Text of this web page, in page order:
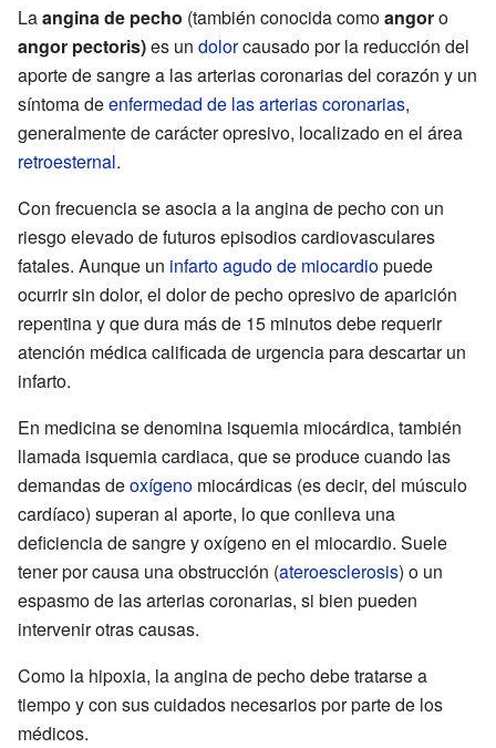
Laangina de pecho (también conocida comoangoro
angor pectoris)es un dolorcausado por la reducción del
aporte de sangre a las arterias coronarias del corazón y un
síntoma deenfermedad de las arterias coronarias,
generalmente de carácter opresivo, localizado en el área
retroesternal.
Con frecuencia se asocia a la angina de pecho con un
riesgo elevado de futuros episodios cardiovasculares
fatales. Aunque un infarto agudo de miocardiopuede
ocurrir sin dolor, el dolor de pecho opresivo de aparición
repentina y que dura más de 15 minutos debe requerir
atención médica calificada de urgencia para descartar un
infarto.
En medicina se denomina isquemia miocárdica, también
llamada isquemia cardiaca, que se produce cuando las
demandas deoxígeno miocárdicas (es decir, del músculo
cardíaco) superan al aporte, lo que conlleva una
deficiencia de sangre y oxígeno en el miocardio. Suele
tener por causa una obstrucción (ateroesclerosis) o un
espasmo de las arterias coronarias, si bien pueden
intervenir otras causas.
Como la hipoxia, la angina de pecho debe tratarse a
tiempo y con sus cuidados necesarios por parte de los
médicos.